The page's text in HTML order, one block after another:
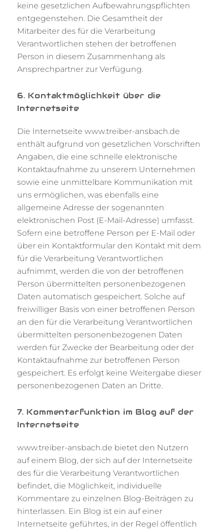
keine gesetzlichen Aufbewahrungspflichten
entgegenstehen. Die Gesamtheit der
Mitarbeiter des für die Verarbeitung
Verantwortlichen stehen der betroffenen
Person in diesem Zusammenhang als
Ansprechpartner zur Verfügung.
6. Kontaktmöglichkeit über die
Internetseite
Die Internetseite www.treiber-ansbach.de
enthält aufgrund von gesetzlichen Vorschriften
Angaben, die eine schnelle elektronische
Kontaktaufnahme zu unserem Unternehmen
sowie eine unmittelbare Kommunikation mit
uns ermöglichen, was ebenfalls eine
allgemeine Adresse der sogenannten
elektronischen Post (E-Mail-Adresse) umfasst.
Sofern eine betroffene Person per E-Mail oder
über ein Kontaktformular den Kontakt mit dem
für die Verarbeitung Verantwortlichen
aufnimmt, werden die von der betroffenen
Person übermittelten personenbezogenen
Daten automatisch gespeichert. Solche auf
freiwilliger Basis von einer betroffenen Person
an den für die Verarbeitung Verantwortlichen
übermittelten personenbezogenen Daten
werden für Zwecke der Bearbeitung oder der
Kontaktaufnahme zur betroffenen Person
gespeichert. Es erfolgt keine Weitergabe dieser
personenbezogenen Daten an Dritte.
7. Kommentarfunktion im Blog auf der
Internetseite
www.treiber-ansbach.de bietet den Nutzern
auf einem Blog, der sich auf der Internetseite
des für die Verarbeitung Verantwortlichen
befindet, die Möglichkeit, individuelle
Kommentare zu einzelnen Blog-Beiträgen zu
hinterlassen. Ein Blog ist ein auf einer
Internetseite geführtes, in der Regel öffentlich